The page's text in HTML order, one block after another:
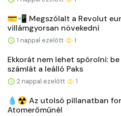
💳📲 Megszólalt a Revolut
villámgyorsan növekedni
1 nappal ezelőtt 1
Ekkorát nem lehet spórolni:
számlát a leálló Paks
2 nappal ezelőtt 1
💧☢️ Az utolsó pillanatban
Atomerőműnél